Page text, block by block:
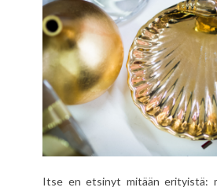
Itse en etsinyt mitään erityistä: